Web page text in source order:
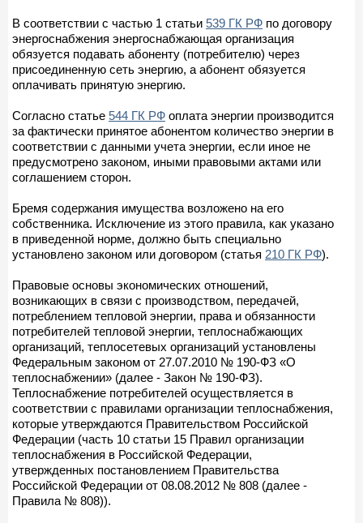
В соответствии с частью 1 статьи 539 ГК РФ по договору
энергоснабжения энергоснабжающая организация
обязуется подавать абоненту (потребителю) через
присоединенную сеть энергию, а абонент обязуется
оплачивать принятую энергию.
Согласно статье 544 ГК РФ оплата энергии производится
за фактически принятое абонентом количество энергии в
соответствии с данными учета энергии, если иное не
предусмотрено законом, иными правовыми актами или
соглашением сторон.
Бремя содержания имущества возложено на его
собственника. Исключение из этого правила, как указано
в приведенной норме, должно быть специально
установлено законом или договором (статья 210 ГК РФ).
Правовые основы экономических отношений,
возникающих в связи с производством, передачей,
потреблением тепловой энергии, права и обязанности
потребителей тепловой энергии, теплоснабжающих
организаций, теплосетевых организаций установлены
Федеральным законом от 27.07.2010 № 190-ФЗ «О
теплоснабжении» (далее - Закон № 190-ФЗ).
Теплоснабжение потребителей осуществляется в
соответствии с правилами организации теплоснабжения,
которые утверждаются Правительством Российской
Федерации (часть 10 статьи 15 Правил организации
теплоснабжения в Российской Федерации,
утвержденных постановлением Правительства
Российской Федерации от 08.08.2012 № 808 (далее -
Правила № 808)).